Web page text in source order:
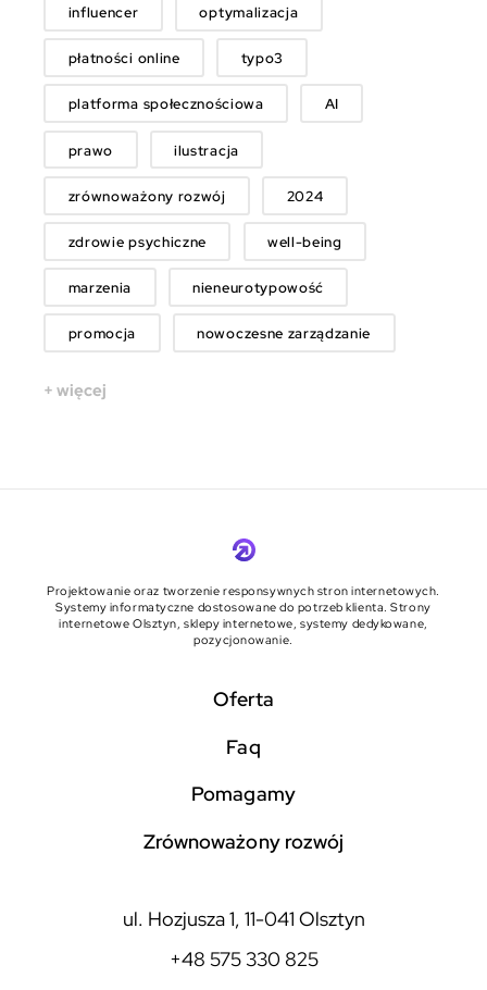
influencer optymalizacja
płatności online typo3
platforma społecznościowa AI
prawo ilustracja
zrównoważony rozwój 2024
zdrowie psychiczne well-being
marzenia nieneurotypowość
promocja nowoczesne zarządzanie
+ więcej
Projektowanie oraz tworzenie responsywnych stron internetowych.
Systemy informatyczne dostosowane do potrzeb klienta. Strony
internetowe Olsztyn, sklepy internetowe, systemy dedykowane,
pozycjonowanie.
Oferta
faq
pomagamy
zrównoważony rozwój
ul. Hozjusza 1, 11-041 Olsztyn
+48 575 330 825